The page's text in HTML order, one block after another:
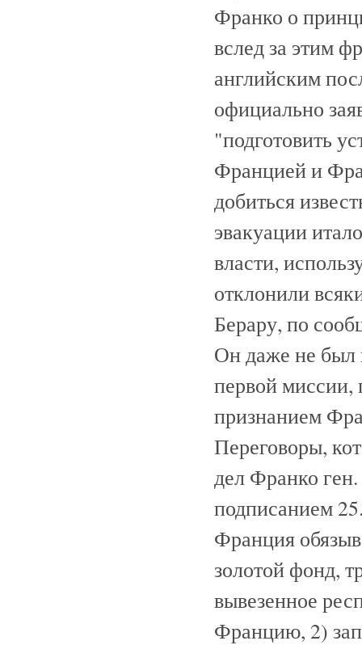
Франко о
вслед за этим
английским
официально
"подготовить
Францией и
добиться
эвакуации
власти,
отклонили
Берару, по
Он даже не был
первой миссии,
признанием
Переговоры,
дел Франко
подписанием
Франция
золотой фонд,
вывезенное
Францию, 2)